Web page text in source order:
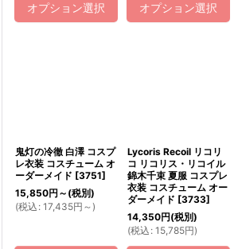
オプション選択 オプション選択
鬼灯の冷徹 白澤 コスプ
レ衣装 コスチューム オ
ーダーメイド [3751]
15,850円 ～ (税別)
(税込 : 17,435円 ～)
Lycoris Recoil リコリ
コ リコリス・リコイル
錦木千束 夏服 コスプレ
衣装 コスチューム オー
ダーメイド [3733]
14,350円(税別)
(税込 : 15,785円)